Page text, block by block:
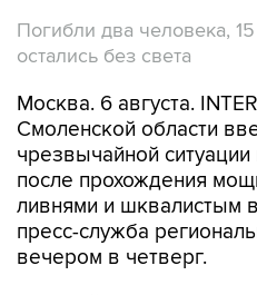
Погибли два человека,
остались без света
Москва. 6 августа.
Смоленской области
чрезвычайной
после прохождения
ливнями и шквалистым
пресс-служба
вечером в четверг.